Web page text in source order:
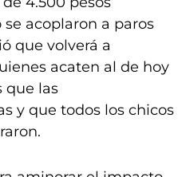
acoplaron a paros
que volverá a
acaten al de hoy
que las
y que todos los chicos